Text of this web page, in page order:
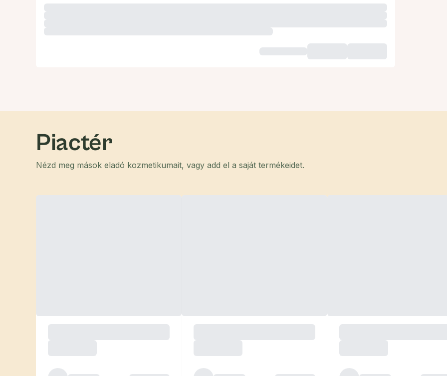
Piactér
Nézd meg mások eladó kozmetikumait, vagy add el a saját termékeidet.